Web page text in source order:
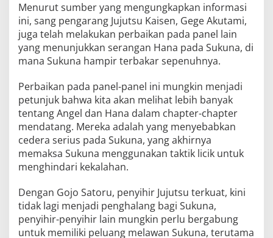
Menurut sumber yang mengungkapkan informasi
ini, sang pengarang Jujutsu Kaisen, Gege Akutami,
juga telah melakukan perbaikan pada panel lain
yang menunjukkan serangan Hana pada Sukuna, di
mana Sukuna hampir terbakar sepenuhnya.
Perbaikan pada panel-panel ini mungkin menjadi
petunjuk bahwa kita akan melihat lebih banyak
tentang Angel dan Hana dalam chapter-chapter
mendatang. Mereka adalah yang menyebabkan
cedera serius pada Sukuna, yang akhirnya
memaksa Sukuna menggunakan taktik licik untuk
menghindari kekalahan.
Dengan Gojo Satoru, penyihir Jujutsu terkuat, kini
tidak lagi menjadi penghalang bagi Sukuna,
penyihir-penyihir lain mungkin perlu bergabung
untuk memiliki peluang melawan Sukuna, terutama